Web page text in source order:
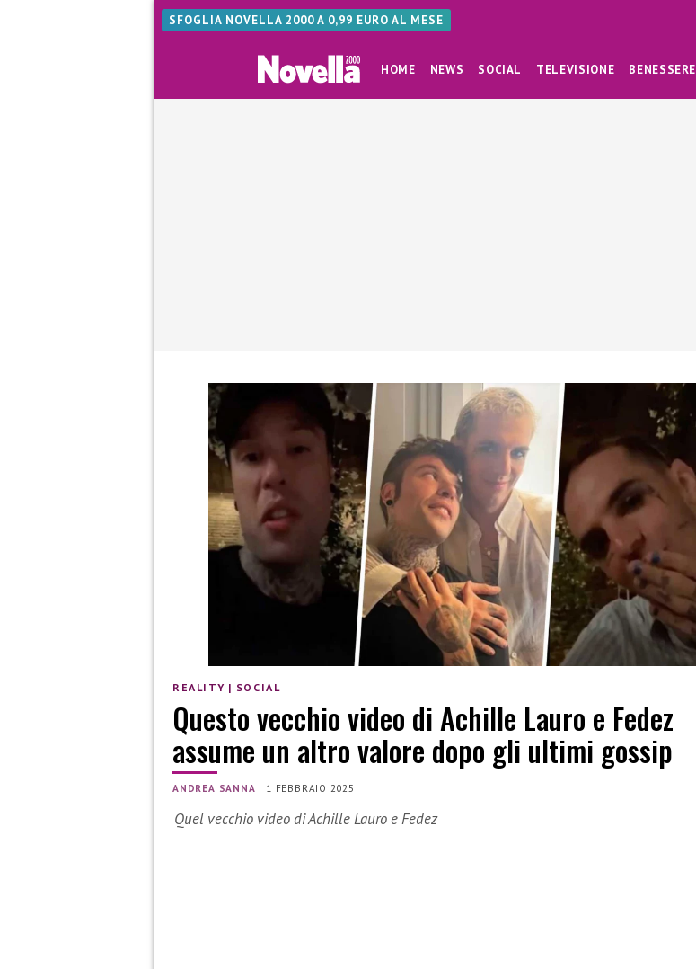
SFOGLIA NOVELLA 2000 A 0,99 EURO AL MESE
HOME NEWS SOCIAL TELEVISIONE BENESSERE
REALITY | SOCIAL
Questo vecchio video di Achille Lauro e Fedez
assume un altro valore dopo gli ultimi gossip
ANDREA SANNA | 1 FEBBRAIO 2025
Quel vecchio video di Achille Lauro e Fedez